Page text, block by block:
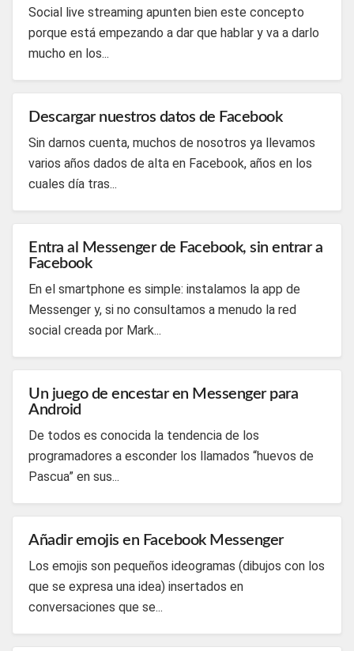
Social live streaming apunten bien este concepto
porque está empezando a dar que hablar y va a darlo
mucho en los...
Descargar nuestros datos de Facebook
Sin darnos cuenta, muchos de nosotros ya llevamos
varios años dados de alta en Facebook, años en los
cuales día tras...
Entra al Messenger de Facebook, sin entrar a
Facebook
En el smartphone es simple: instalamos la app de
Messenger y, si no consultamos a menudo la red
social creada por Mark...
Un juego de encestar en Messenger para
Android
De todos es conocida la tendencia de los
programadores a esconder los llamados “huevos de
Pascua” en sus...
Añadir emojis en Facebook Messenger
Los emojis son pequeños ideogramas (dibujos con los
que se expresa una idea) insertados en
conversaciones que se...